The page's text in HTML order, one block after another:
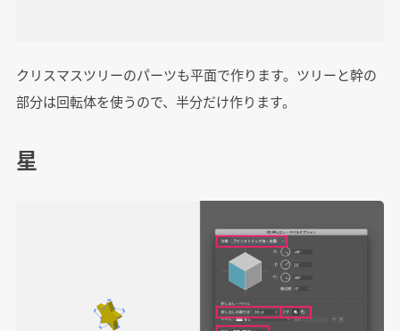
クリスマスツリーのパーツも平面で作ります。ツリーと幹の
部分は回転体を使うので、半分だけ作ります。
星